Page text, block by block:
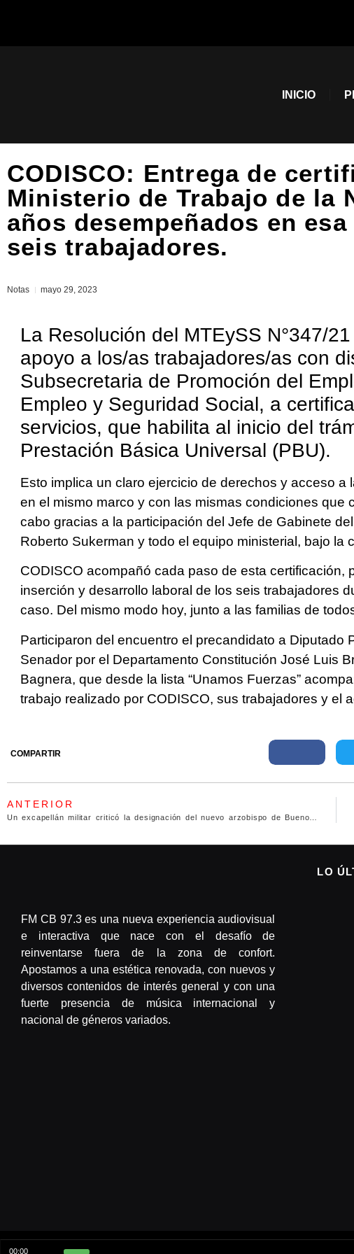
INICIO
CODISCO: Entrega de
Ministerio de Trabajo de la
años desempeñados en
seis trabajadores.
Notas mayo 29, 2023
La Resolución del MTEySS N°347/
apoyo a los/as trabajadores/as con
Subsecretaria de Promoción del
Empleo y Seguridad Social, a
servicios, que habilita al inicio del
Prestación Básica Universal (PBU).
Esto implica un claro ejercicio de derechos y acceso
en el mismo marco y con las mismas condiciones que
cabo gracias a la participación del Jefe de Gabinete
Roberto Sukerman y todo el equipo ministerial, bajo la
CODISCO acompañó cada paso de esta certificación,
inserción y desarrollo laboral de los seis trabajadores
caso. Del mismo modo hoy, junto a las familias de
Participaron del encuentro el precandidato a Diputado
Senador por el Departamento Constitución José Luis
Bagnera, que desde la lista “Unamos Fuerzas”
trabajo realizado por CODISCO, sus trabajadores y el
COMPARTIR
ANTERIOR
FM CB 97.3 es una nueva experiencia audiovisual
e interactiva que nace con el desafío de
reinventarse fuera de la zona de confort.
Apostamos a una estética renovada, con nuevos y
diversos contenidos de interés general y con una
fuerte presencia de música internacional y
nacional de géneros variados.
LO